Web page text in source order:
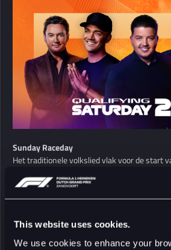
This website uses cookies.
We use cookies to enhance your
Sunday Raceday
Het traditionele volkslied vlak voor de start
Strauss Orkest. Dit moment wordt
Show met DJ La Fuente. Rieu en zijn gehele
feestje nog even door in de Fanzone en zijn